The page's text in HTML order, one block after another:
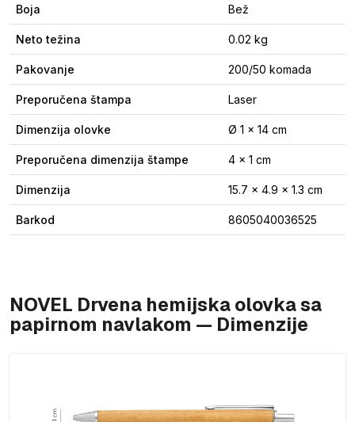
Boja Bež
Neto težina 0.02 kg
Pakovanje 200/50 komada
Preporučena štampa Laser
Dimenzija olovke Ø 1 x 14 cm
Preporučena dimenzija štampe 4 x 1 cm
Dimenzija 15.7 x 4.9 x 1.3 cm
Barkod 8605040036525
NOVEL Drvena hemijska olovka sa
papirnom navlakom — Dimenzije